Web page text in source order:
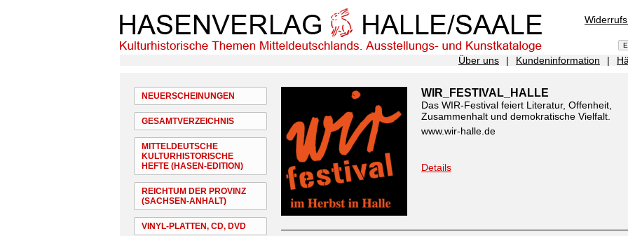
Über uns | Kundeninformation |
NEUERSCHEINUNGEN
GESAMTVERZEICHNIS
MITTELDEUTSCHE
KULTURHISTORISCHE
HEFTE (HASEN-EDITION)
REICHTUM DER PROVINZ
(SACHSEN-ANHALT)
VINYL-PLATTEN, CD, DVD
WIR_FESTIVAL_HALLE
Das WIR-Festival feiert Literatur, Offenheit,
Zusammenhalt und demokratische Vielfalt.
www.wir-halle.de
Details